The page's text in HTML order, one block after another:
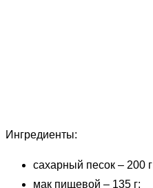
Ингредиенты:
сахарный песок – 200
мак пищевой – 135 г;